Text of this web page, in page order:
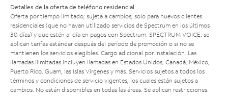
Detalles de la oferta de teléfono residencial
Oferta por tiempo limitado; sujeta a cambios; solo para nuevos clientes
residenciales (que no hayan utilizado servicios de Spectrum en los últimos
30 días) y que estén al día en pagos con Spectrum. SPECTRUM VOICE: se
aplican tarifas estándar después del período de promoción o si no se
mantienen los servicios elegibles. Cargo adicional por instalación. Las
llamadas ilimitadas incluyen llamadas en Estados Unidos, Canadá, México,
Puerto Rico, Guam, las Islas Vírgenes y más. Servicios sujetos a todos los
términos y condiciones de servicio vigentes, los cuales están sujetos a
cambios. No están disponibles en todas las áreas. Se aplican restricciones.